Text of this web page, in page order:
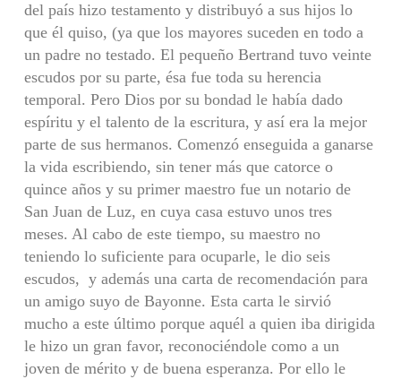
del país hizo testamento y distribuyó a sus hijos lo
que él quiso, (ya que los mayores suceden en todo a
un padre no testado. El pequeño Bertrand tuvo veinte
escudos por su parte, ésa fue toda su herencia
temporal. Pero Dios por su bondad le había dado
espíritu y el talento de la escritura, y así era la mejor
parte de sus hermanos. Comenzó enseguida a ganarse
la vida escribiendo, sin tener más que catorce o
quince años y su primer maestro fue un notario de
San Juan de Luz, en cuya casa estuvo unos tres
meses. Al cabo de este tiempo, su maestro no
teniendo lo suficiente para ocuparle, le dio seis
escudos, y además una carta de recomendación para
un amigo suyo de Bayonne. Esta carta le sirvió
mucho a este último porque aquél a quien iba dirigida
le hizo un gran favor, reconociéndole como a un
joven de mérito y de buena esperanza. Por ello le